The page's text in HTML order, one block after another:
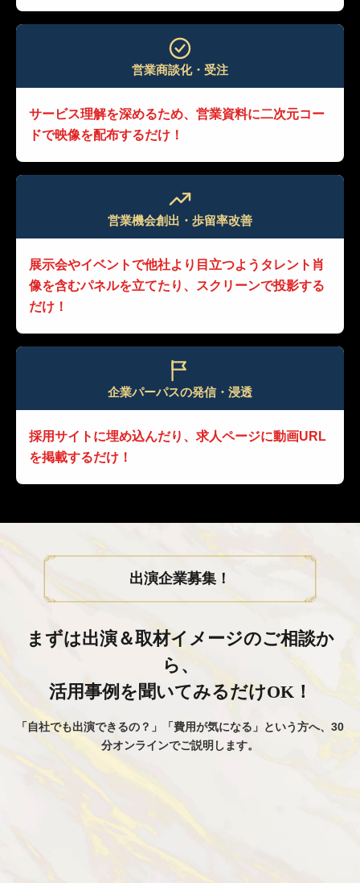
営業商談化・受注
サービス理解を深めるため、 営業資料に二次元コー
ドで映像を配布するだけ！
営業機会創出・歩留率改善
展示会やイベントで他社より目立つよう タレント肖
像を含むパネルを立てたり、
スクリーンで投影する
だけ！
企業パーパスの発信・浸透
採用サイトに埋め込んだり、 求人ページに動画URL
を掲載するだけ！
出演企業募集！
まずは出演＆取材イメージのご相談か
ら、
活用事例を聞いてみるだけOK！
「自社でも出演できるの？」「費用が気になる」という方へ、30
分オンラインでご説明します。